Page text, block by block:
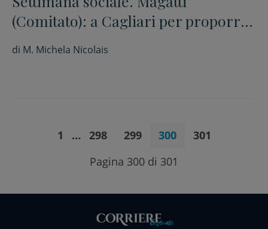
(Comitato): a Cagliari per proporre
un “lavoro degno” a politica e
società
di M. Michela Nicolais
1 … 298 299 300
301
Pagina 300 di 301